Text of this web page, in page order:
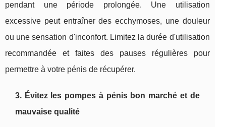
pendant une période prolongée. Une utilisation
excessive peut entraîner des ecchymoses, une douleur
ou une sensation d'inconfort. Limitez la durée d'utilisation
recommandée et faites des pauses régulières pour
permettre à votre pénis de récupérer.
3. Évitez les pompes à pénis bon marché et de
mauvaise qualité